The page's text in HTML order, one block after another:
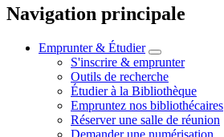
Navigation principale
Emprunter & Étudier
S'inscrire & emprunter
Outils de recherche
Étudier à la Bibliothèque
Empruntez nos bibliothécaires
Réserver une salle de réunion
Demander une numérisation